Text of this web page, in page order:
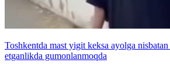
Toshkentda mast yigit keksa ayolga
etganlikda gumonlanmoqda